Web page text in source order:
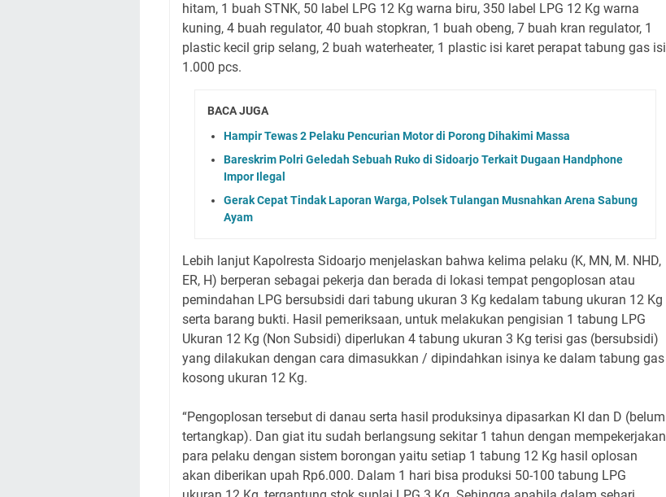
hitam, 1 buah STNK, 50 label LPG 12 Kg warna biru, 350 label LPG 12 Kg warna
kuning, 4 buah regulator, 40 buah stopkran, 1 buah obeng, 7 buah kran regulator, 1
plastic kecil grip selang, 2 buah waterheater, 1 plastic isi karet perapat tabung gas isi
1.000 pcs.
BACA JUGA
Hampir Tewas 2 Pelaku Pencurian Motor di Porong Dihakimi Massa
Bareskrim Polri Geledah Sebuah Ruko di Sidoarjo Terkait Dugaan Handphone
Impor Ilegal
Gerak Cepat Tindak Laporan Warga, Polsek Tulangan Musnahkan Arena Sabung
Ayam
Lebih lanjut Kapolresta Sidoarjo menjelaskan bahwa kelima pelaku (K, MN, M. NHD,
ER, H) berperan sebagai pekerja dan berada di lokasi tempat pengoplosan atau
pemindahan LPG bersubsidi dari tabung ukuran 3 Kg kedalam tabung ukuran 12 Kg
serta barang bukti. Hasil pemeriksaan, untuk melakukan pengisian 1 tabung LPG
Ukuran 12 Kg (Non Subsidi) diperlukan 4 tabung ukuran 3 Kg terisi gas (bersubsidi)
yang dilakukan dengan cara dimasukkan / dipindahkan isinya ke dalam tabung gas
kosong ukuran 12 Kg.
“Pengoplosan tersebut di danau serta hasil produksinya dipasarkan KI dan D (belum
tertangkap). Dan giat itu sudah berlangsung sekitar 1 tahun dengan mempekerjakan
para pelaku dengan sistem borongan yaitu setiap 1 tabung 12 Kg hasil oplosan
akan diberikan upah Rp6.000. Dalam 1 hari bisa produksi 50-100 tabung LPG